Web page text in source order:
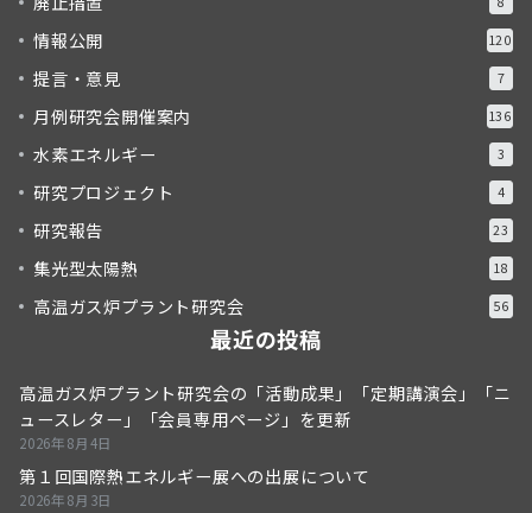
情報公開 120
提言・意見 7
月例研究会開催案内 136
水素エネルギー 3
研究プロジェクト 4
研究報告 23
集光型太陽熱 18
高温ガス炉プラント研究会 56
最近の投稿
高温ガス炉プラント研究会の「活動成果」「定期講演会」「ニ
ュースレター」「会員専用ページ」を更新
2026年8月4日
第１回国際熱エネルギー展への出展について
2026年8月3日